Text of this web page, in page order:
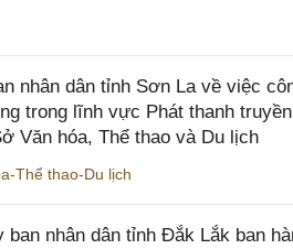
nhân dân tỉnh Sơn La về việc
trong lĩnh vực Phát thanh
Văn hóa, Thể thao và Du lịch
Thể thao-Du lịch
nhân dân tỉnh Đắk Lắk ban